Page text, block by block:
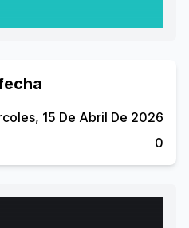
15 De Abril De 2026
0